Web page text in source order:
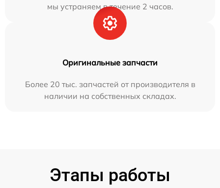
мы устраняем в течение 2 часов.
Оригинальные запчасти
Более 20 тыс. запчастей от производителя в
наличии на собственных складах.
Этапы работы